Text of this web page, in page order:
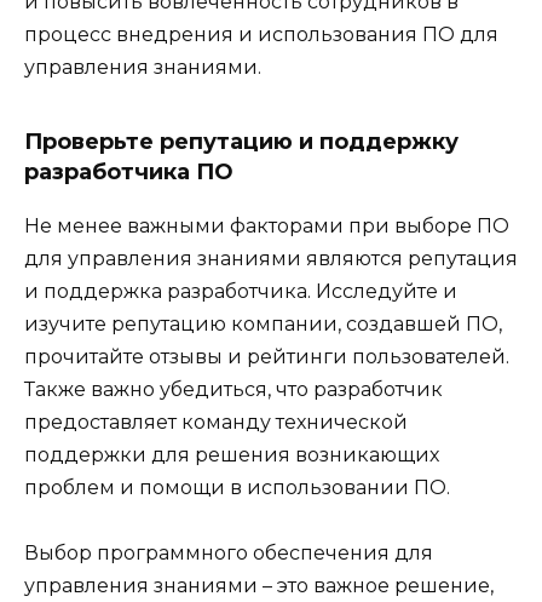
процесс внедрения и использования ПО для
управления знаниями.
Проверьте репутацию и поддержку
разработчика ПО
Не менее важными факторами при выборе ПО
для управления знаниями являются репутация
и поддержка разработчика. Исследуйте и
изучите репутацию компании, создавшей ПО,
прочитайте отзывы и рейтинги пользователей.
Также важно убедиться, что разработчик
предоставляет команду технической
поддержки для решения возникающих
проблем и помощи в использовании ПО.
Выбор программного обеспечения для
управления знаниями – это важное решение,